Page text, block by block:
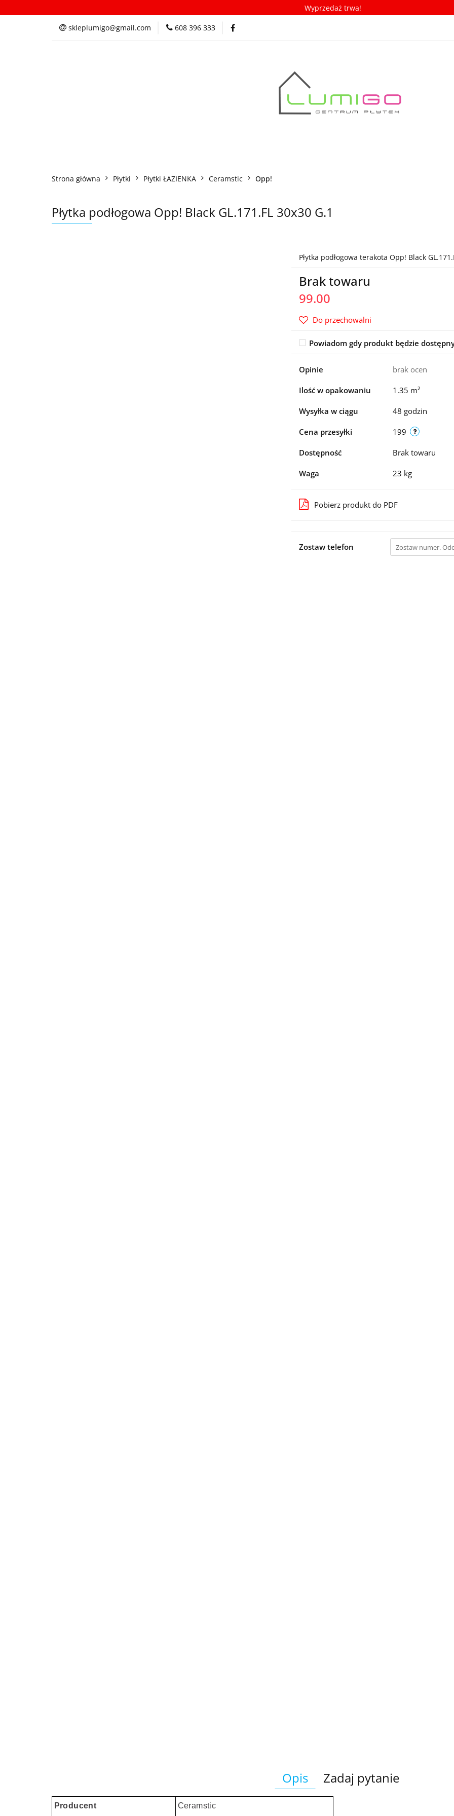
Wyprzedaż trwa!
skleplumigo@gmail.com 608 396 333
Kategorie Inspiracje Porady/ABC płytek Nowości
Strona główna Płytki Płytki ŁAZIENKA Ceramstic Opp!
Płytka podłogowa Opp! Black GL.171.FL 30x30 G.1
Płytka podłogowa terakota Opp! Black
Brak towaru
99.00
Do przechowalni
Powiadom gdy produkt będzie
Opinie brak ocen
Ilość w opakowaniu 1.35 m²
Wysyłka w ciągu 48 godzin
Cena przesyłki 199
Dostępność Brak towaru
Waga 23 kg
Pobierz produkt do PDF
Zostaw telefon
Opis Zadaj pytanie
Producent Ceramstic